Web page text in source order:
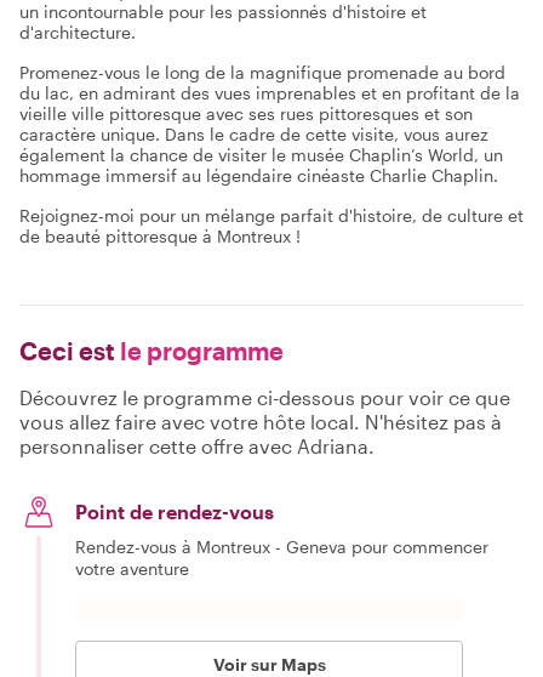
un incontournable pour les passionnés d'histoire et
d'architecture.
Promenez-vous le long de la magnifique promenade au bord
du lac, en admirant des vues imprenables et en profitant de la
vieille ville pittoresque avec ses rues pittoresques et son
caractère unique. Dans le cadre de cette visite, vous aurez
également la chance de visiter le musée Chaplin’s World, un
hommage immersif au légendaire cinéaste Charlie Chaplin.
Rejoignez-moi pour un mélange parfait d'histoire, de culture et
de beauté pittoresque à Montreux !
Ceci est le programme
Découvrez le programme ci-dessous pour voir ce que
vous allez faire avec votre hôte local. N'hésitez pas à
personnaliser cette offre avec Adriana.
Point de rendez-vous
Rendez-vous à Montreux - Geneva pour commencer
votre aventure
Voir sur Maps